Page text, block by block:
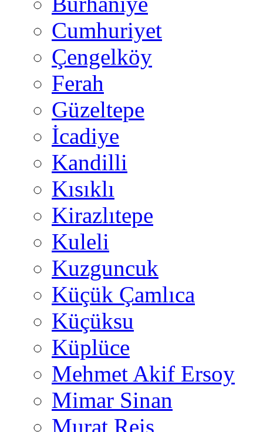
Cumhuriyet
Çengelköy
Ferah
Güzeltepe
İcadiye
Kandilli
Kısıklı
Kirazlıtepe
Kuleli
Kuzguncuk
Küçük Çamlıca
Küçüksu
Küplüce
Mehmet Akif Ersoy
Mimar Sinan
Murat Reis